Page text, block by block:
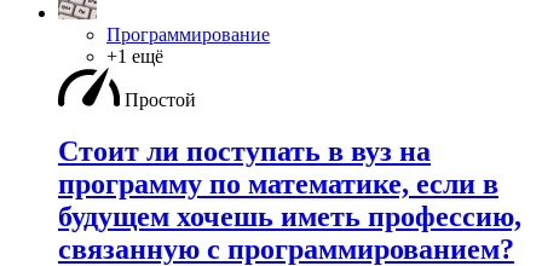
Программирование
+1 ещё
Простой
Стоит ли поступать в вуз на
программу по математике, если в
будущем хочешь иметь профессию,
связанную с программированием?